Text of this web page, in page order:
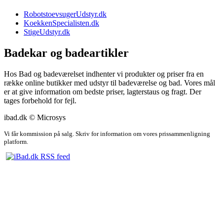
RobotstoevsugerUdstyr.dk
KoekkenSpecialisten.dk
StigeUdstyr.dk
Badekar og badeartikler
Hos Bad og badeværelset indhenter vi produkter og priser fra en
række online butikker med udstyr til badeværelse og bad. Vores mål
er at give information om bedste priser, lagterstaus og fragt. Der
tages forbehold for fejl.
ibad.dk © Microsys
Vi får kommission på salg. Skriv for information om vores prissammenligning
platform.